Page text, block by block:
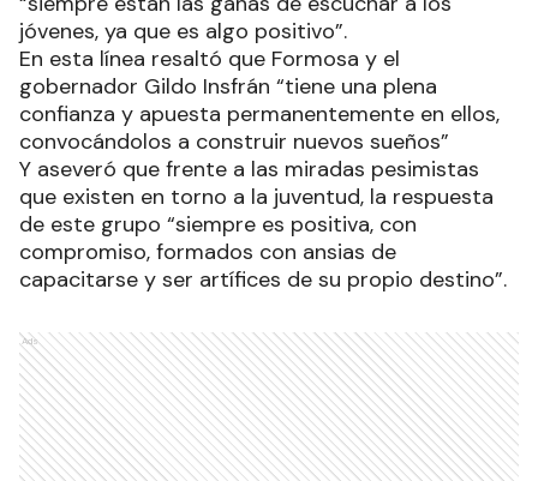
jóvenes, ya que es algo positivo”.
En esta línea resaltó que Formosa y el
gobernador Gildo Insfrán “tiene una plena
confianza y apuesta permanentemente en ellos,
convocándolos a construir nuevos sueños”
Y aseveró que frente a las miradas pesimistas
que existen en torno a la juventud, la respuesta
de este grupo “siempre es positiva, con
compromiso, formados con ansias de
capacitarse y ser artífices de su propio destino”.
Ads